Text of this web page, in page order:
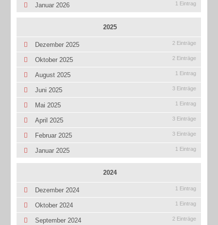
Januar 2026 1 Eintrag
2025
Dezember 2025 2 Einträge
Oktober 2025 2 Einträge
August 2025 1 Eintrag
Juni 2025 3 Einträge
Mai 2025 1 Eintrag
April 2025 3 Einträge
Februar 2025 3 Einträge
Januar 2025 1 Eintrag
2024
Dezember 2024 1 Eintrag
Oktober 2024 1 Eintrag
September 2024 2 Einträge